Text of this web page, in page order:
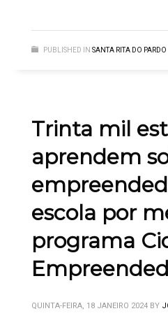
PUBLISHED IN SANTA RITA DO PARDO
Trinta mil
aprendem
escola por
programa
QUINTA-FEIRA, 18 JANEIRO 2024 BY